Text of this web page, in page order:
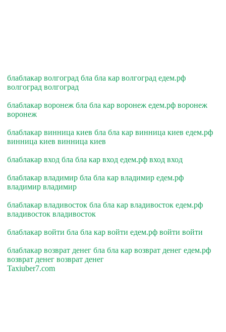
блаблакар волгоград бла бла кар волгоград едем.рф
волгоград волгоград
блаблакар воронеж бла бла кар воронеж едем.рф воронеж
воронеж
блаблакар винница киев бла бла кар винница киев едем.рф
винница киев винница киев
блаблакар вход бла бла кар вход едем.рф вход вход
блаблакар владимир бла бла кар владимир едем.рф
владимир владимир
блаблакар владивосток бла бла кар владивосток едем.рф
владивосток владивосток
блаблакар войти бла бла кар войти едем.рф войти войти
блаблакар возврат денег бла бла кар возврат денег едем.рф
возврат денег возврат денег
Taxiuber7.com